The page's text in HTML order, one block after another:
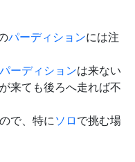
パーディションには注
パーディションは来ない
が来ても後ろへ走れば不
で、特にソロで挑む場